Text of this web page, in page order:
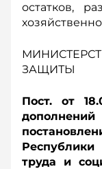
остатков,
ЗАЩИТЫ
Пост. от
труда и